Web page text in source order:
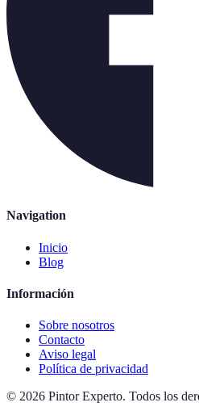
Navigation
Inicio
Blog
Información
Sobre nosotros
Contacto
Aviso legal
Política de privacidad
© 2026 Pintor Experto. Todos los